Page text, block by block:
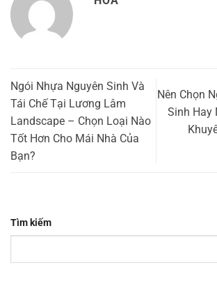
Ngói Nhựa Nguyên Sinh Và
Tái Chế Tại Lương Lâm
Landscape – Chọn Loại Nào
Tốt Hơn Cho Mái Nhà Của
Bạn?
Nên Chọn
Sinh Hay
Tìm kiếm